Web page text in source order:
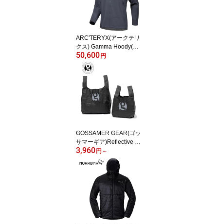
ARC'TERYX(アークテリ
クス) Gamma Hoody(ガ
ンマ フーディ メンズ)
50,600円
GOSSAMER GEAR(ゴッ
サマーギア)Reflective Ec
o Bag
3,960円 ～